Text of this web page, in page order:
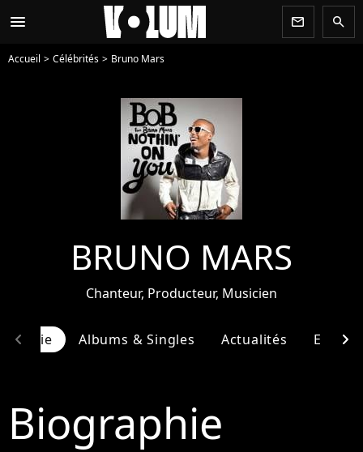
menu newsletter search
Accueil Célébrités Bruno Mars
BRUNO MARS
Chanteur, Producteur, Musicien
Albums & Singles Actualités
chevron_left chevron_right
Biographie